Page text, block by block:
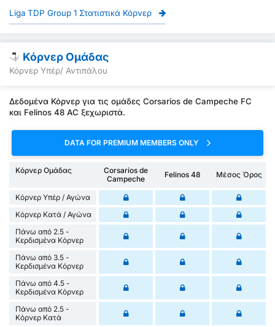
Liga TDP Group 1 Στατιστικά Κόρνερ
Κόρνερ Ομάδας
Κόρνερ Υπέρ/ Αντιπάλου
Δεδομένα Κόρνερ για τις ομάδες Corsarios de Campeche FC
και Felinos 48 AC ξεχωριστά.
DATA FOR PREMIUM MEMBERS ONLY
Κόρνερ Ομάδας
Corsarios de
Campeche
Felinos 48 Μέσος Όρος
Κόρνερ Υπέρ / Αγώνα
Κόρνερ Κατά / Αγώνα
Πάνω από 2.5 -
Κερδισμένα Κόρνερ
Πάνω από 3.5 -
Κερδισμένα Κόρνερ
Πάνω από 4.5 -
Κερδισμένα Κόρνερ
Πάνω από 2.5 -
Κόρνερ Κατά